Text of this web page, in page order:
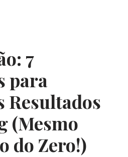
7
para
Resultados
(Mesmo
do Zero!)